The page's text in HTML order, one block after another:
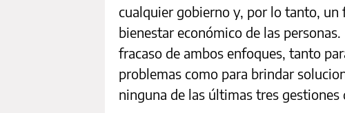
cualquier gobierno y, por lo tanto,
bienestar económico de las
fracaso de ambos enfoques, tanto
problemas como para brindar
ninguna de las últimas tres